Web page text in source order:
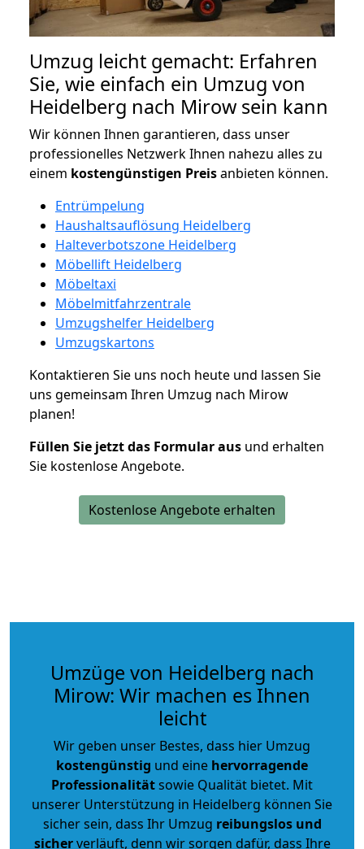
Umzug leicht gemacht: Erfahren
Sie, wie einfach ein Umzug von
Heidelberg nach Mirow sein kann
Wir können Ihnen garantieren, dass unser
professionelles Netzwerk Ihnen nahezu alles zu
einem kostengünstigen Preisanbieten können.
Entrümpelung
Haushaltsauflösung Heidelberg
Halteverbotszone Heidelberg
Möbellift Heidelberg
Möbeltaxi
Möbelmitfahrzentrale
Umzugshelfer Heidelberg
Umzugskartons
Kontaktieren Sie uns noch heute und lassen Sie
uns gemeinsam Ihren Umzug nach Mirow
planen!
Füllen Sie jetzt das Formular aus und erhalten
Sie kostenlose Angebote.
Kostenlose Angebote erhalten
Umzüge von Heidelberg nach
Mirow: Wir machen es Ihnen
leicht
Wir geben unser Bestes, dass hier Umzug
kostengünstig und eine hervorragende
Professionalitätsowie Qualität bietet. Mit
unserer Unterstützung in Heidelberg können Sie
sicher sein, dass Ihr Umzug reibungslos und
sicherverläuft, denn wir sorgen dafür, dass Ihre